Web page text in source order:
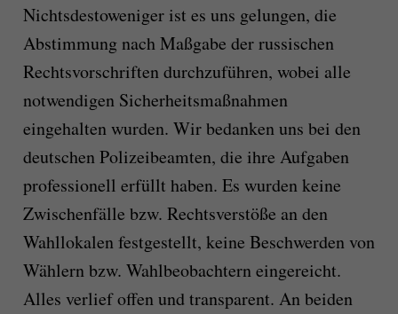
Nichtsdestoweniger ist es uns gelungen, die
Abstimmung nach Maßgabe der russischen
Rechtsvorschriften durchzuführen, wobei alle
notwendigen Sicherheitsmaßnahmen
eingehalten wurden. Wir bedanken uns bei den
deutschen Polizeibeamten, die ihre Aufgaben
professionell erfüllt haben. Es wurden keine
Zwischenfälle bzw. Rechtsverstöße an den
Wahllokalen festgestellt, keine Beschwerden von
Wählern bzw. Wahlbeobachtern eingereicht.
Alles verlief offen und transparent. An beiden